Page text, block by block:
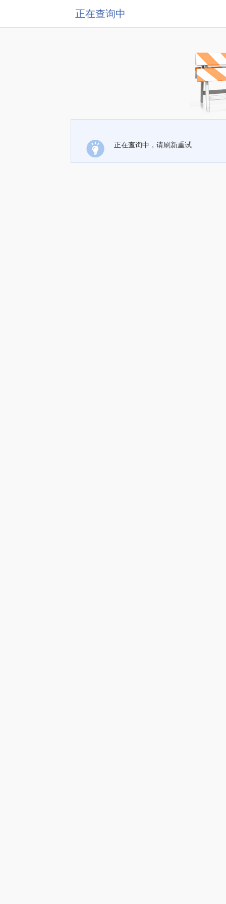
正在查询中
正在查询中，请刷新重试